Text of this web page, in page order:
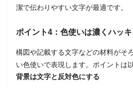
潔で伝わりやすい文字が最適です。
ポイント4：色使いは濃くハッキ
構図や記載する文字などの材料がそ
い色使いで表現します。ポイントは
背景は文字と反対色にする